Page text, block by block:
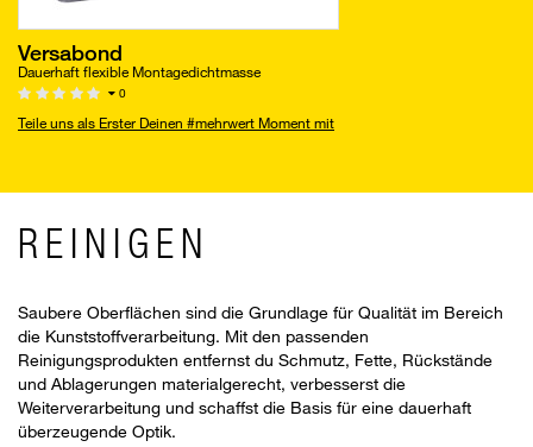
Versabond
Dauerhaft flexible Montagedichtmasse
0
Teile uns als Erster Deinen #mehrwert Moment mit
REINIGEN
Saubere Oberflächen sind die Grundlage für Qualität im Bereich
die Kunststoffverarbeitung. Mit den passenden
Reinigungsprodukten entfernst du Schmutz, Fette, Rückstände
und Ablagerungen materialgerecht, verbesserst die
Weiterverarbeitung und schaffst die Basis für eine dauerhaft
überzeugende Optik.